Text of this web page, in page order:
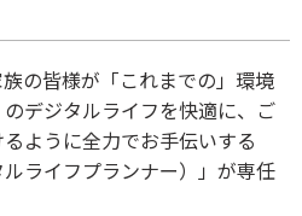
の皆様が「これまでの」環境
デジタルライフを快適に、ご
ように全力でお手伝いする
ルライフプランナー）」が専任